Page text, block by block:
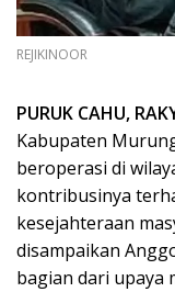
REJIKINOOR
PURUK CAHU,
Kabupaten
beroperasi di
kontribusinya
kesejahteraan
disampaikan
bagian dari upaya